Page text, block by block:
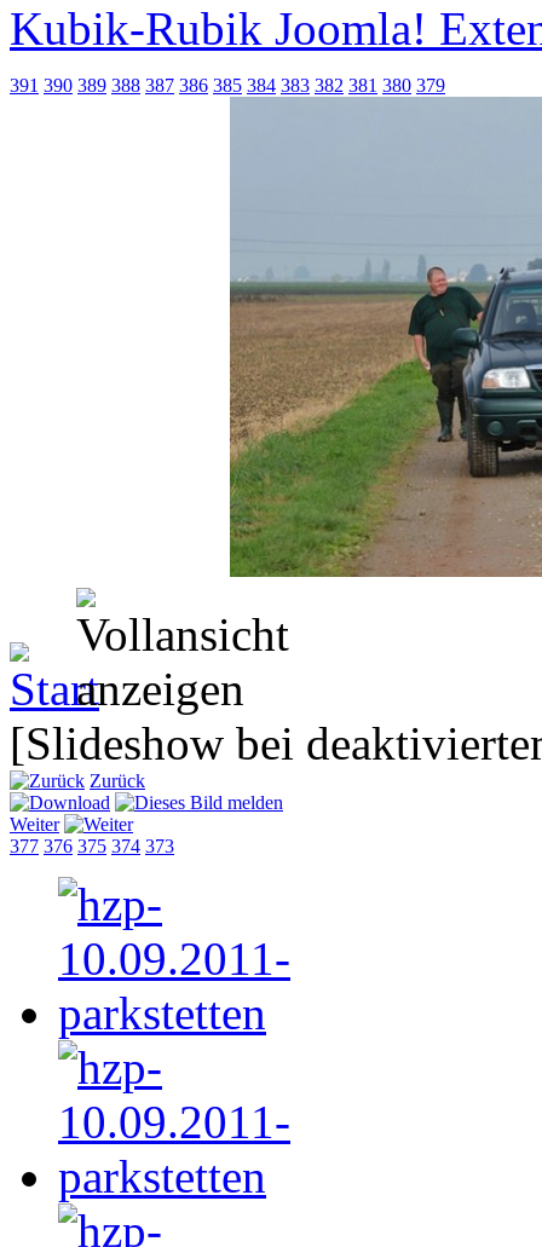
Kubik-Rubik Joomla!
391 390 389 388 387 386 385 384 383 382 381 380 379
[Slideshow bei
Zurück
Weiter
377 376 375 374 373